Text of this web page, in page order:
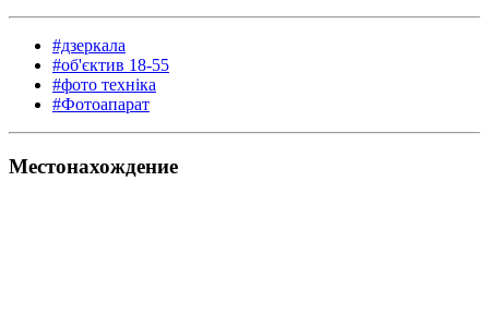
#дзеркала
#об'єктив 18-55
#фото техніка
#Фотоапарат
Местонахождение